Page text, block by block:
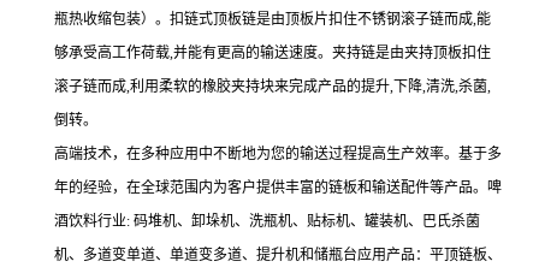
瓶热收缩包装）。扣链式顶板链是由顶板片扣住不锈钢滚子链而成,能
够承受高工作荷载,并能有更高的输送速度。夹持链是由夹持顶板扣住
滚子链而成,利用柔软的橡胶夹持块来完成产品的提升,下降,清洗,杀菌,
倒转。
高端技术，在多种应用中不断地为您的输送过程提高生产效率。基于多
年的经验，在全球范围内为客户提供丰富的链板和输送配件等产品。啤
酒饮料行业: 码堆机、卸垛机、洗瓶机、贴标机、罐装机、巴氏杀菌
机、多道变单道、单道变多道、提升机和储瓶台应用产品：平顶链板、